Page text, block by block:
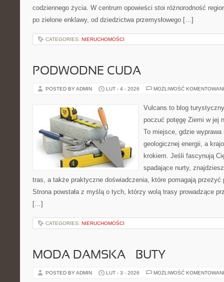
codziennego życia. W centrum opowieści stoi różnorodność
po zielone enklawy, od dziedzictwa przemysłowego […]
CATEGORIES: NIERUCHOMOŚCI
PODWODNE CUDA
POSTED BY ADMIN LUT - 4 - 2026 MOŻLIWOŚĆ
Vulcans to blog
poczuć potęgę Ziemi w jej
To miejsce, gdzie
geologicznej energii, a
krokiem. Jeśli fascynują
spadające nurty,
tras, a także praktyczne doświadczenia, które pomagają przeżyć
Strona powstała z myślą o tych, którzy wolą trasy prowadzące
[…]
CATEGORIES: NIERUCHOMOŚCI
MODA DAMSKA – BUTY
POSTED BY ADMIN LUT - 3 - 2026 MOŻLIWOŚĆ